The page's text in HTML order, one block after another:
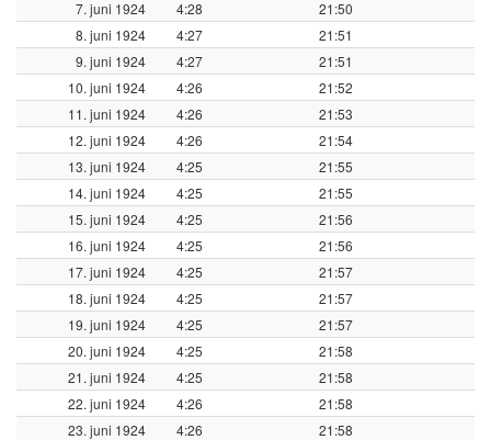
7. juni 1924 4:28
21:50
8. juni 1924
4:27
21:51
9. juni 1924
4:27
21:51
10. juni 1924
4:26
21:52
11. juni 1924
4:26
21:53
12. juni 1924
4:26
21:54
13. juni 1924
4:25
21:55
14. juni 1924
4:25
21:55
15. juni 1924
4:25
21:56
16. juni 1924
4:25
21:56
17. juni 1924
4:25
21:57
18. juni 1924
4:25
21:57
19. juni 1924
4:25
21:57
20. juni 1924
4:25
21:58
21. juni 1924
4:25
21:58
22. juni 1924
4:26
21:58
23. juni 1924
4:26
21:58